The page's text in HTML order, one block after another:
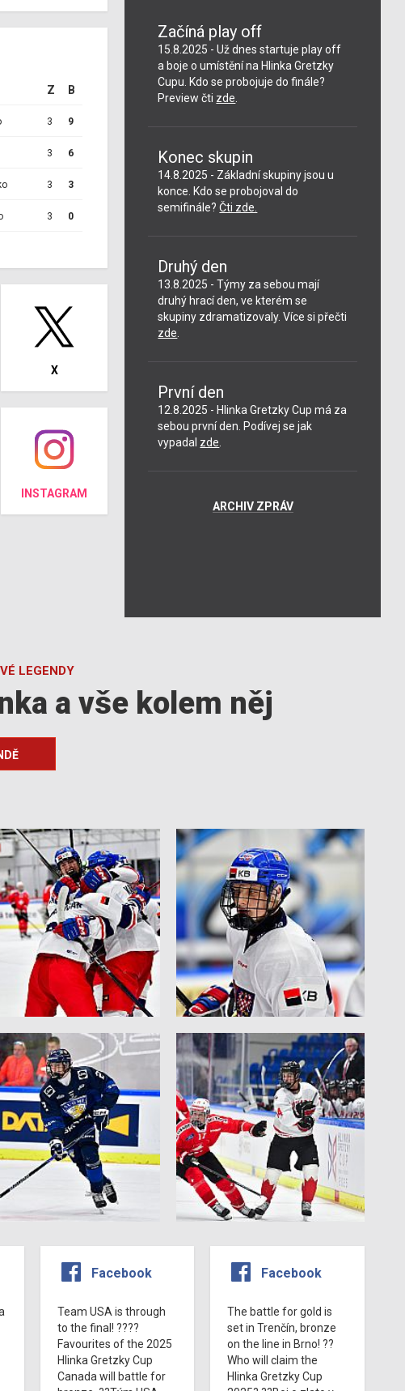
Z B
3 9
3 6
3 3
3 0
X
INSTAGRAM
Začíná play off
15.8.2025 - Už dnes startuje play off
a boje o umístění na Hlinka Gretzky
Cupu. Kdo se probojuje do finále?
Preview čti zde.
Konec skupin
14.8.2025 - Základní skupiny jsou u
konce. Kdo se probojoval do
semifinále?Čti zde.
Druhý den
13.8.2025 - Týmy za sebou mají
druhý hrací den, ve kterém se
skupiny zdramatizovaly. Více si přečti
zde.
První den
12.8.2025 - Hlinka Gretzky Cup má za
sebou první den. Podívej se jak
vypadal zde.
ARCHIV ZPRÁV
LEGENDY
a vše kolem něj
Facebook
Team USA is through
to the final! ????
Favourites of the 2025
Hlinka Gretzky Cup
Canada will battle for
Facebook
The battle for gold is
set in Trenčín, bronze
on the line in Brno! ??
Who will claim the
Hlinka Gretzky Cup